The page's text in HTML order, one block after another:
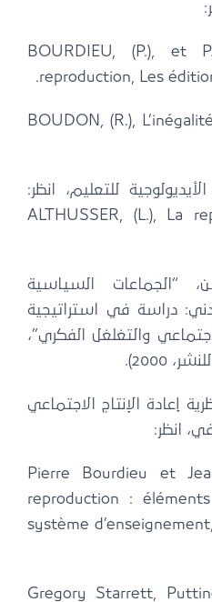
BOURDIEU, (P.), et
reproduction, Les
BOUDON, (R.),
للتعليم، انظر:
ALTHUSSER, (L.), La
“الجماعات السياسية
دراسة في استراتيجية
والتغلغل الفكري”،
إعادة الإنتاج الاجتماعي
انظر:
Pierre Bourdieu et
reproduction :
système
[5] . Gregory Starrett,